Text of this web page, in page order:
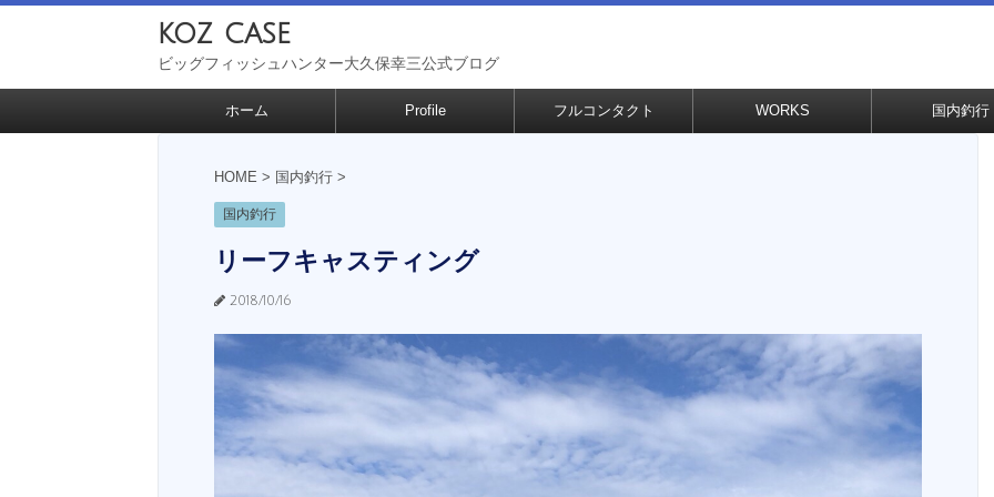
koz case
ビッグフィッシュハンター大久保幸三公式ブログ
ホーム Profile フルコンタクト WORKS 国内釣行
HOME > 国内釣行 >
国内釣行
リーフキャスティング
2018/10/16